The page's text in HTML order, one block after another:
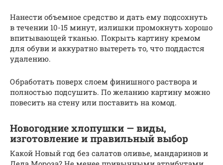
Нанести объемное средство и дать ему подсохнуть
в течении 10-15 минут, излишки промокнуть хорошо
впитывающей тканью. Покрыть картину кремом
для обуви и аккуратно вытереть то, что поддастся
удалению.
Обработать поверх слоем финишного раствора и
полностью подсушить. По желанию картину можно
повесить на стену или поставить на комод.
Новогодние хлопушки — виды,
изготовление и правильный выбор
Какой Новый год без салатов оливье, мандаринов и